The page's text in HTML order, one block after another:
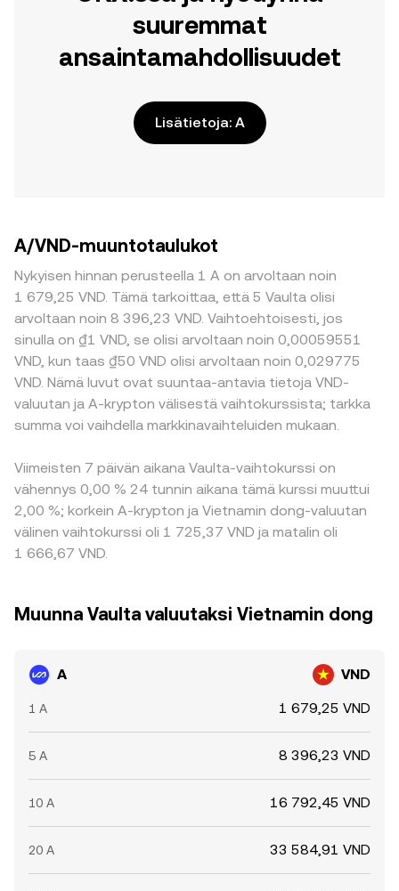
suuremmat
ansaintamahdollisuudet
Lisätietoja: A
A/VND-muuntotaulukot
Nykyisen hinnan perusteella 1 A on arvoltaan noin
1 679,25 VND. Tämä tarkoittaa, että 5 Vaulta olisi
arvoltaan noin 8 396,23 VND. Vaihtoehtoisesti, jos
sinulla on ₫1 VND, se olisi arvoltaan noin 0,00059551
VND, kun taas ₫50 VND olisi arvoltaan noin 0,029775
VND. Nämä luvut ovat suuntaa-antavia tietoja VND-
valuutan ja A-krypton välisestä vaihtokurssista; tarkka
summa voi vaihdella markkinavaihteluiden mukaan.
Viimeisten 7 päivän aikana Vaulta-vaihtokurssi on
vähennys 0,00 % 24 tunnin aikana tämä kurssi muuttui
2,00 %; korkein A-krypton ja Vietnamin dong-valuutan
välinen vaihtokurssi oli 1 725,37 VND ja matalin oli
1 666,67 VND.
Muunna Vaulta valuutaksi Vietnamin dong
A VND
1 A 1 679,25 VND
5 A 8 396,23 VND
10 A 16 792,45 VND
20 A 33 584,91 VND